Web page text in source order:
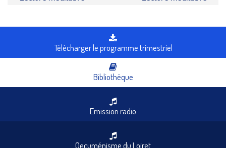
Télécharger le programme trimestriel
Bibliothèque
Emission radio
Oecuménisme du Loiret